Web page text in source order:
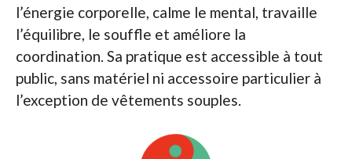
l’énergie corporelle, calme le mental, travaille
l’équilibre, le souffle et améliore la
coordination. Sa pratique est accessible à tout
public, sans matériel ni accessoire particulier à
l’exception de vêtements souples.